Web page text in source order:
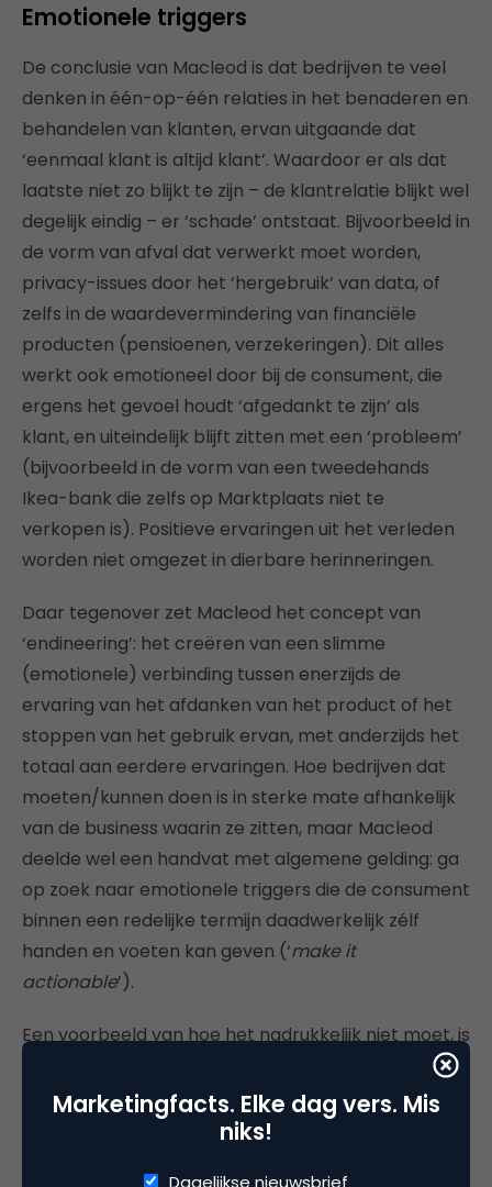
Emotionele triggers
De conclusie van Macleod is dat bedrijven te veel
denken in één-op-één relaties in het benaderen en
behandelen van klanten, ervan uitgaande dat
‘eenmaal klant is altijd klant’. Waardoor er als dat
laatste niet zo blijkt te zijn – de klantrelatie blijkt wel
degelijk eindig – er ‘schade’ ontstaat. Bijvoorbeeld in
de vorm van afval dat verwerkt moet worden,
privacy-issues door het ‘hergebruik’ van data, of
zelfs in de waardevermindering van financiële
producten (pensioenen, verzekeringen). Dit alles
werkt ook emotioneel door bij de consument, die
ergens het gevoel houdt ‘afgedankt te zijn’ als
klant, en uiteindelijk blijft zitten met een ‘probleem’
(bijvoorbeeld in de vorm van een tweedehands
Ikea-bank die zelfs op Marktplaats niet te
verkopen is). Positieve ervaringen uit het verleden
worden niet omgezet in dierbare herinneringen.
Daar tegenover zet Macleod het concept van
‘endineering’: het creëren van een slimme
(emotionele) verbinding tussen enerzijds de
ervaring van het afdanken van het product of het
stoppen van het gebruik ervan, met anderzijds het
totaal aan eerdere ervaringen. Hoe bedrijven dat
moeten/kunnen doen is in sterke mate afhankelijk
van de business waarin ze zitten, maar Macleod
deelde wel een handvat met algemene gelding: ga
op zoek naar emotionele triggers die de consument
binnen een redelijke termijn daadwerkelijk zélf
handen en voeten kan geven (‘make it
actionable’).
Een voorbeeld van hoe het nadrukkelijk niet moet, is
bijvoorbeeld het bekende ‘niet in de kliko werpen’-
logo dat op veel producten wordt afgedrukt. Want
hier blijft de consument dus aan het einde van de
Marketingfacts. Elke dag vers. Mis
niks!
Dagelijkse nieuwsbrief